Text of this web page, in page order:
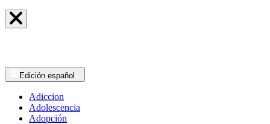
Edición español
Adiccion
Adolescencia
Adopción